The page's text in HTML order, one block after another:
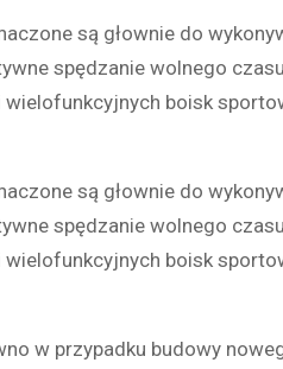
są głownie do
spędzanie wolnego
boisk
są głownie do
spędzanie wolnego
boisk
w przypadku budowy